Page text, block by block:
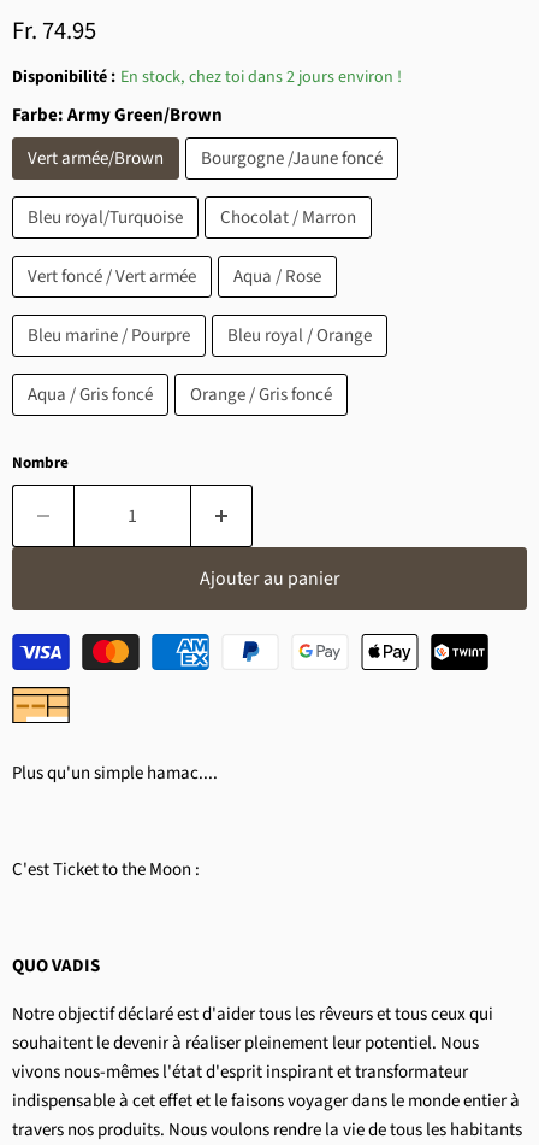
Prix actuel
Fr. 74.95
Disponibilité : En stock, chez toi dans 2 jours environ !
Farbe:Army Green/Brown
Vert armée/Brown
Bourgogne /Jaune foncé
Bleu royal/Turquoise Chocolat / Marron
Vert foncé / Vert armée Aqua / Rose
Bleu marine / Pourpre Bleu royal / Orange
Aqua / Gris foncé Orange / Gris foncé
Nombre
Ajouter au panier
Plus qu'un simple hamac....
C'est Ticket to the Moon :
QUO VADIS
Notre objectif déclaré est d'aider tous les rêveurs et tous ceux qui
souhaitent le devenir à réaliser pleinement leur potentiel. Nous
vivons nous-mêmes l'état d'esprit inspirant et transformateur
indispensable à cet effet et le faisons voyager dans le monde entier à
travers nos produits. Nous voulons rendre la vie de tous les habitants